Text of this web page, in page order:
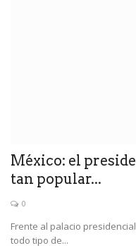
México: el
tan popular...
0
Frente al palacio
todo tipo de...